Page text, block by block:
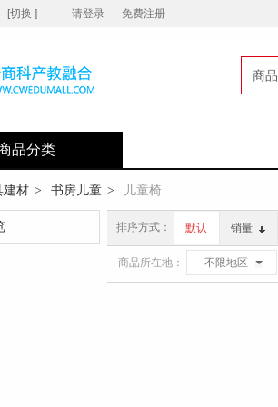
[切换 ] 请登录 免费注册
商品
品分类
建材 > 书房儿童 > 儿童椅
排序方式： 默认 销量
商品所在地： 不限地区